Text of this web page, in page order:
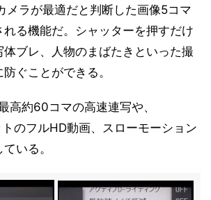
メラが最適だと判断した画像5コマ
る機能だ。シャッターを押すだけ
ブレ、人物のまばたきといった撮
ぐことができる。
高約60コマの高速連写や、
のフルHD動画、スローモーション
いる。